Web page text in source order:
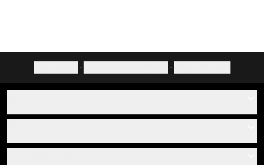
· ·
Über uns